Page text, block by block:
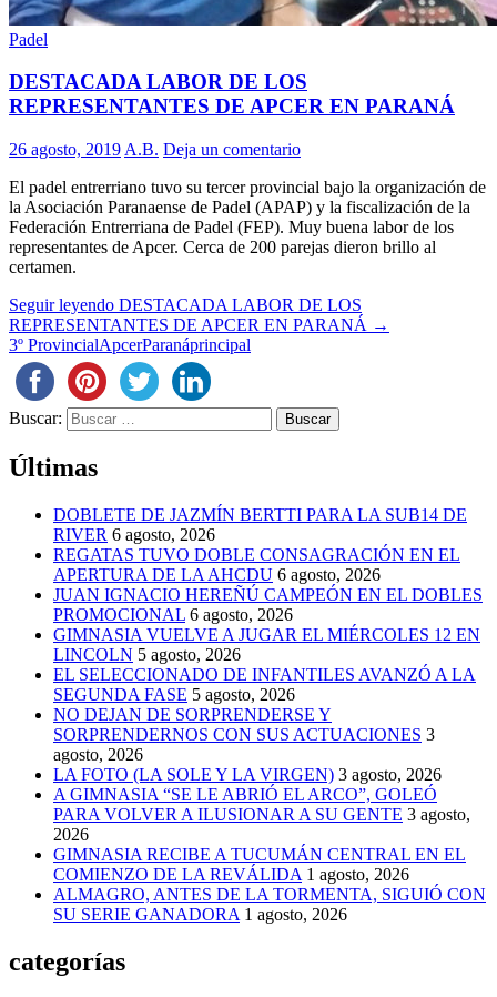
Padel
DESTACADA LABOR DE LOS
REPRESENTANTES DE APCER EN PARANÁ
26 agosto, 2019 A.B. Deja un comentario
El padel entrerriano tuvo su tercer provincial bajo la organización de
la Asociación Paranaense de Padel (APAP) y la fiscalización de la
Federación Entrerriana de Padel (FEP). Muy buena labor de los
representantes de Apcer. Cerca de 200 parejas dieron brillo al
certamen.
Seguir leyendo DESTACADA LABOR DE LOS
REPRESENTANTES DE APCER EN PARANÁ →
3º ProvincialApcerParanáprincipal
Buscar:
Últimas
DOBLETE DE JAZMÍN BERTTI PARA LA SUB14 DE
RIVER 6 agosto, 2026
REGATAS TUVO DOBLE CONSAGRACIÓN EN EL
APERTURA DE LA AHCDU 6 agosto, 2026
JUAN IGNACIO HEREÑÚ CAMPEÓN EN EL DOBLES
PROMOCIONAL 6 agosto, 2026
GIMNASIA VUELVE A JUGAR EL MIÉRCOLES 12 EN
LINCOLN 5 agosto, 2026
EL SELECCIONADO DE INFANTILES AVANZÓ A LA
SEGUNDA FASE 5 agosto, 2026
NO DEJAN DE SORPRENDERSE Y
SORPRENDERNOS CON SUS ACTUACIONES 3
agosto, 2026
LA FOTO (LA SOLE Y LA VIRGEN) 3 agosto, 2026
A GIMNASIA “SE LE ABRIÓ EL ARCO”, GOLEÓ
PARA VOLVER A ILUSIONAR A SU GENTE 3 agosto,
2026
GIMNASIA RECIBE A TUCUMÁN CENTRAL EN EL
COMIENZO DE LA REVÁLIDA 1 agosto, 2026
ALMAGRO, ANTES DE LA TORMENTA, SIGUIÓ CON
SU SERIE GANADORA 1 agosto, 2026
categorías